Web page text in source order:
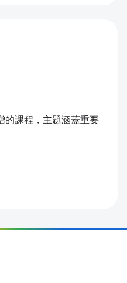
的課程，主題涵蓋重要